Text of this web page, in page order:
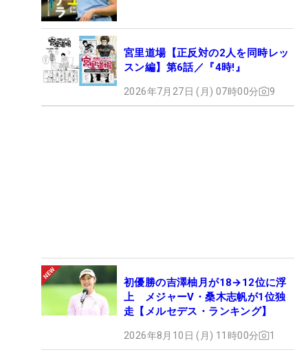
宮里道場【正反対の2人を同時レッ
スン編】第6話／『4時!』
2026年7月27日 (月) 07時00分 9
初優勝の吉澤柚月が18→12位に浮
上 メジャーV・桑木志帆が1位独
走【メルセデス・ランキング】
2026年8月10日 (月) 11時00分 1